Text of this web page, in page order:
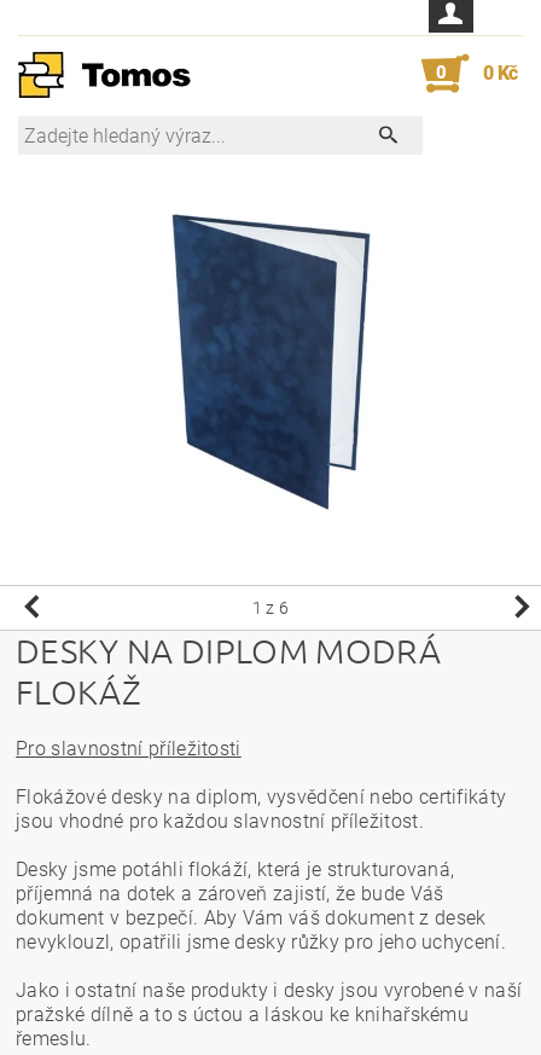
0 0 Kč
1 z 6
DESKY NA DIPLOM MODRÁ
FLOKÁŽ
Pro slavnostní příležitosti
Flokážové desky na diplom, vysvědčení nebo certifikáty
jsou vhodné pro každou slavnostní příležitost.
Desky jsme potáhli flokáží, která je strukturovaná,
příjemná na dotek a zároveň zajistí, že bude Váš
dokument v bezpečí. Aby Vám váš dokument z desek
nevyklouzl, opatřili jsme desky růžky pro jeho uchycení.
Jako i ostatní naše produkty i desky jsou vyrobené v naší
pražské dílně a to s úctou a láskou ke knihařskému
řemeslu.